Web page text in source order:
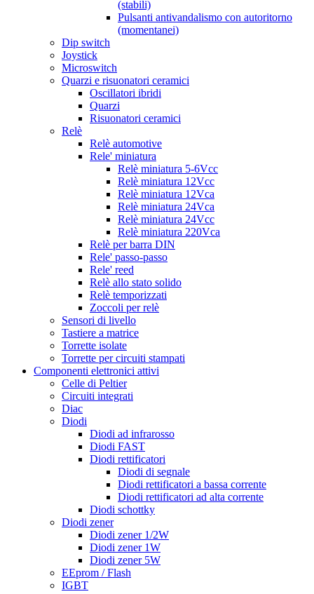
(stabili)
Pulsanti antivandalismo con autoritorno
(momentanei)
Dip switch
Joystick
Microswitch
Quarzi e risuonatori ceramici
Oscillatori ibridi
Quarzi
Risuonatori ceramici
Relè
Relè automotive
Rele' miniatura
Relè miniatura 5-6Vcc
Relè miniatura 12Vcc
Relè miniatura 12Vca
Relè miniatura 24Vca
Relè miniatura 24Vcc
Relè miniatura 220Vca
Relè per barra DIN
Rele' passo-passo
Rele' reed
Relè allo stato solido
Relè temporizzati
Zoccoli per relè
Sensori di livello
Tastiere a matrice
Torrette isolate
Torrette per circuiti stampati
Componenti elettronici attivi
Celle di Peltier
Circuiti integrati
Diac
Diodi
Diodi ad infrarosso
Diodi FAST
Diodi rettificatori
Diodi di segnale
Diodi rettificatori a bassa corrente
Diodi rettificatori ad alta corrente
Diodi schottky
Diodi zener
Diodi zener 1/2W
Diodi zener 1W
Diodi zener 5W
EEprom / Flash
IGBT